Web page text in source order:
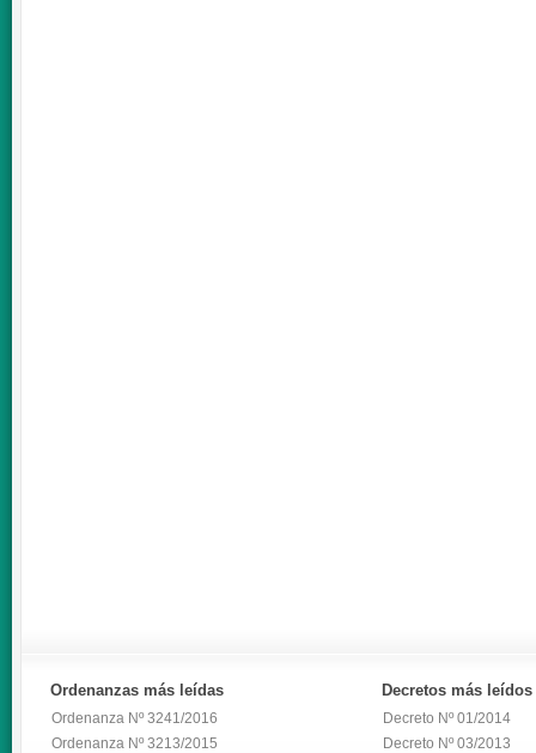
Ordenanzas más leídas
Ordenanza Nº 3241/2016
Ordenanza Nº 3213/2015
Decretos más leídos
Decreto Nº 01/2014
Decreto Nº 03/2013